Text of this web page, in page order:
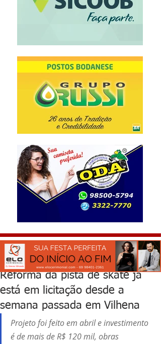
Reforma da pista de skate já
está em licitação desde a
semana passada em Vilhena
Projeto foi feito em abril e investimento
é de mais de R$ 120 mil, obras